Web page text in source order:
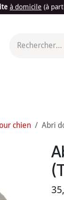
à domicile (à
chien Abri